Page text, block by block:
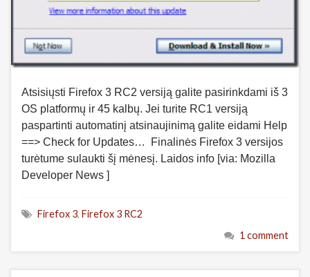
Atsisiųsti Firefox 3 RC2 versiją galite pasirinkdami iš 3
OS platformų ir 45 kalbų. Jei turite RC1 versiją
paspartinti automatinį atsinaujinimą galite eidami Help
==> Check for Updates… Finalinės Firefox 3 versijos
turėtume sulaukti šį mėnesį. Laidos info [via: Mozilla
Developer News ]
Firefox 3, Firefox 3 RC2
1 comment